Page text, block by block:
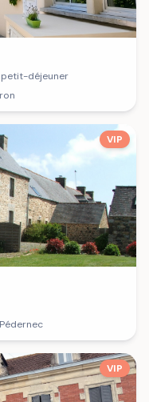
petit-déjeuner
VIP
Pédernec
VIP